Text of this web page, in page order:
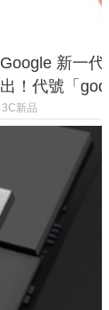
Google 新一
出！代號「
鎖定 AI 應用
3C新品